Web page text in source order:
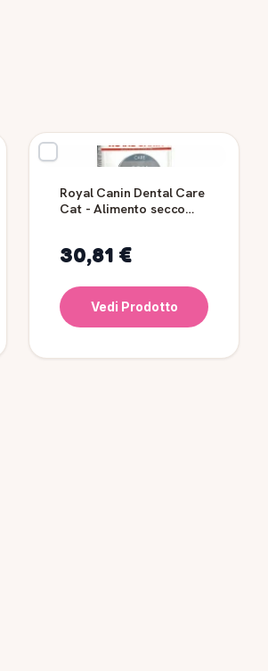
Royal Canin Dental Care
Cat - Alimento secco
30,81 €
Vedi Prodotto